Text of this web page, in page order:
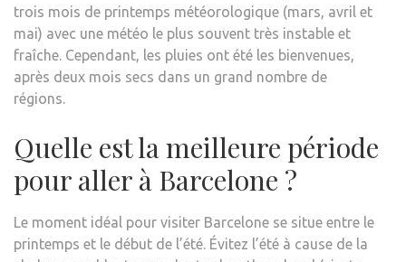
trois mois de printemps météorologique (mars, avril et
mai) avec une météo le plus souvent très instable et
fraîche. Cependant, les pluies ont été les bienvenues,
après deux mois secs dans un grand nombre de
régions.
Quelle est la meilleure période
pour aller à Barcelone ?
Le moment idéal pour visiter Barcelone se situe entre le
printemps et le début de l’été. Évitez l’été à cause de la